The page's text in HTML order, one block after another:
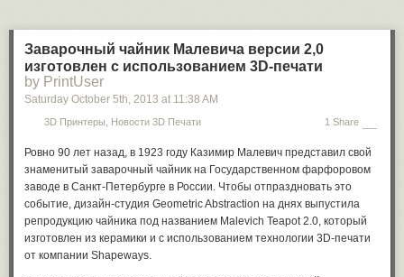
Однако среди авторов ночной настенной графики встречаются, как
известно, и бесспорно талантливые люди. Не только виртуозно
владеющие техникой, но и способные с ее помощью доносить до
зрителей вполне ясные идеи. Самым даровитым среди таких
мастеров чаще всего упоминают анонимного уроженца Бристоля,
известного в мире под ником Бэнкси.
искусства, и удостоил Челтнем одним из своих свежих шедевров.
Собственно картина, в ночь с 13 на 14 апреля 2014 украсившая
стену одного из домов курорта, выстроена вокруг реальной
телефонной будки. И изображает группу секретных агентов
спецслужб, которые с неподдельным интересом и с помощью
различных технических средств шпионят за работой телефона…
Заварочный чайник Малевича версии 2,0
изготовлен с использованием 3D-печати
by PrintUser
Saturday October 5th, 2013 at 11:38 AM
3D Принтеры, Новости 3D Печати 1 Share
Ровно 90 лет назад, в 1923 году Казимир Малевич представил свой ​​
знаменитый заварочный чайник на Государственном фарфоровом
заводе в Санкт-Петербурге в России. Чтобы отпраздновать это
событие, дизайн-студия Geometric Abstraction на днях выпустила
репродукцию чайника под названием Malevich Teapot 2.0, который
изготовлен из керамики и с использованием технологии 3D-печати
от компании Shapeways.